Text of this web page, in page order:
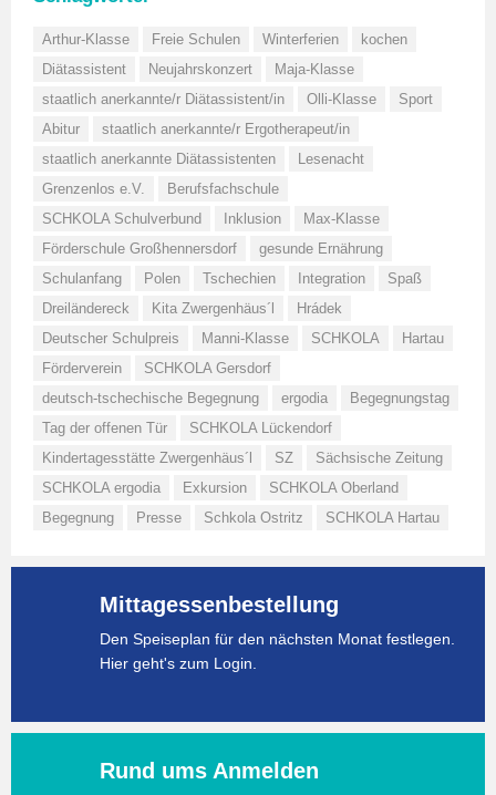
Arthur-Klasse Freie Schulen Winterferien
kochen
Diätassistent
Neujahrskonzert
Maja-Klasse
staatlich anerkannte/r Diätassistent/in
Olli-Klasse
Sport
Abitur
staatlich anerkannte/r Ergotherapeut/in
staatlich anerkannte Diätassistenten
Lesenacht
Grenzenlos e.V.
Berufsfachschule
SCHKOLA Schulverbund
Inklusion
Max-Klasse
Förderschule Großhennersdorf
gesunde Ernährung
Schulanfang
Polen Tschechien Integration
Spaß
Dreiländereck
Kita Zwergenhäus´l
Hrádek
Deutscher Schulpreis
Manni-Klasse SCHKOLA
Hartau
Förderverein
SCHKOLA Gersdorf
deutsch-tschechische Begegnung
ergodia
Begegnungstag
Tag der offenen Tür
SCHKOLA Lückendorf
Kindertagesstätte Zwergenhäus´l
SZ
Sächsische Zeitung
SCHKOLA ergodia
Exkursion
SCHKOLA Oberland
Begegnung
Presse Schkola Ostritz SCHKOLA Hartau
Mittagessenbestellung
Den Speiseplan für den nächsten Monat festlegen.
Hier geht's zum Login.
Rund ums Anmelden